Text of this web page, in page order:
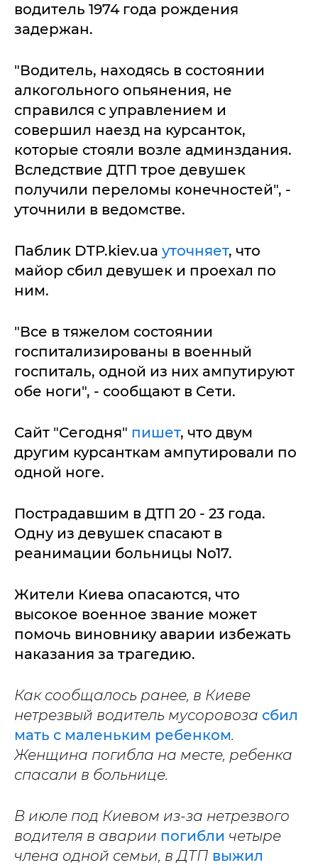
водитель 1974 года рождения
задержан.
"Водитель, находясь в состоянии
алкогольного опьянения, не
справился с управлением и
совершил наезд на курсанток,
которые стояли возле админздания.
Вследствие ДТП трое девушек
получили переломы конечностей", -
уточнили в ведомстве.
Паблик DTP.kiev.ua уточняет, что
майор сбил девушек и проехал по
ним.
"Все в тяжелом состоянии
госпитализированы в военный
госпиталь, одной из них ампутируют
обе ноги", - сообщают в Сети.
Сайт "Сегодня" пишет, что двум
другим курсанткам ампутировали по
одной ноге.
Пострадавшим в ДТП 20 - 23 года.
Одну из девушек спасают в
реанимации больницы No17.
Жители Киева опасаются, что
высокое военное звание может
помочь виновнику аварии избежать
наказания за трагедию.
Как сообщалось ранее, в Киеве
нетрезвый водитель мусоровоза сбил
мать с маленьким ребенком.
Женщина погибла на месте, ребенка
спасали в больнице.
В июле под Киевом из-за нетрезвого
водителя в аварии погибли четыре
члена одной семьи, в ДТП выжил